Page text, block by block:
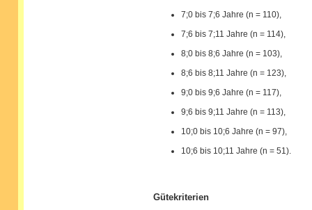
7;0 bis 7;6 Jahre (n = 110),
7;6 bis 7;11 Jahre (n = 114),
8;0 bis 8;6 Jahre (n = 103),
8;6 bis 8;11 Jahre (n = 123),
9;0 bis 9;6 Jahre (n = 117),
9;6 bis 9;11 Jahre (n = 113),
10;0 bis 10;6 Jahre (n = 97),
10;6 bis 10;11 Jahre (n = 51).
Gütekriterien